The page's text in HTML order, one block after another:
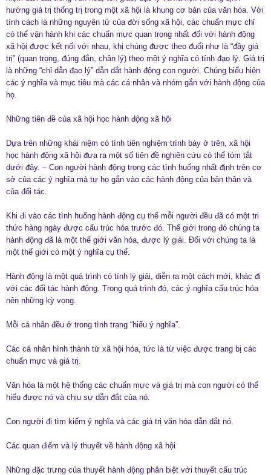
hướng giá trị thống trị trong một xã hội là khung cơ bản của văn hóa. Với
tính cách là những nguyên tử của đời sống xã hội, các chuẩn mực chỉ
có thể vận hành khi các chuẩn mực quan trọng nhất đối với hành động
xã hội được kết nối với nhau, khi chúng được theo đuổi như là “đầy giá
trị” (quan trọng, đúng đắn, chân lý) theo một ý nghĩa có tính đạo lý. Giá trị
là những “chỉ dẫn đạo lý” dẫn dắt hành động con người. Chúng biểu hiện
các ý nghĩa và mục tiêu mà các cá nhân và nhóm gắn với hành động của
họ.
Những tiên đề của xã hội học hành động xã hội
Dựa trên những khái niệm có tính tiên nghiệm trình bày ở trên, xã hội
học hành động xã hội đưa ra một số tiên đề nghiên cứu có thể tóm tắt
dưới đây. – Con người hành động trong các tình huống nhất định trên cơ
sở của các ý nghĩa mà tự họ gắn vào các hành động của bản thân và
của đối tác.
Khi đi vào các tình huống hành động cụ thể mỗi người đều đã có một tri
thức hàng ngày được cấu trúc hóa trước đó. Thế giới trong đó chúng ta
hành động đã là một thế giới văn hóa, được lý giải. Đối với chúng ta là
một thế giới có một ý nghĩa cụ thể.
Hành động là một quá trình có tính lý giải, diễn ra một cách mới, khác đi
với các đối tác hành động. Trong quá trình đó, các ý nghĩa cấu trúc hóa
nên những kỳ vọng.
Mỗi cá nhân đều ở trong tình trạng “hiểu ý nghĩa”.
Các cá nhân hình thành từ xã hội hóa, tức là từ việc được trang bị các
chuẩn mực và giá trị.
Văn hóa là một hệ thống các chuẩn mực và giá trị mà con người có thể
hiểu được nó và chịu sự dẫn đắt của nó.
Con người đi tìm kiếm ý nghĩa và các giá trị văn hóa dẫn dắt nó.
Các quan điểm và lý thuyết về hành động xã hội
Những đặc trưng của thuyết hành động phân biệt với thuyết cấu trúc